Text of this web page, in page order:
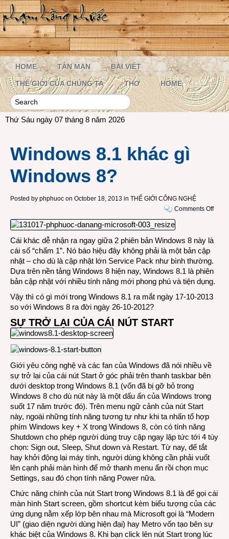
HOME TẢN MẠN BÀI VIẾT
THẾ GIỚI CỦA CHÚNG TA THƠ HOME
Thứ Sáu ngày 07 tháng 8 năm 2026
Windows 8.1 khác gì
Windows 8?
Posted by phphuoc on October 18, 2013 in THẾ GIỚI CÔNG NGHỆ
Comments Offon
khác
8?
Cái khác dễ nhận ra ngay giữa 2 phiên bản Windows 8 này là
cái số “chấm 1”. Nó báo hiệu đây không phải là một bản cập
nhật – cho dù là cập nhật lớn Service Pack như bình thường.
Dựa trên nền tảng Windows 8 hiện nay, Windows 8.1 là phiên
bản cập nhật với nhiều tính năng mới phong phú và tiện dụng.
Vậy thì có gì mới trong Windows 8.1 ra mắt ngày 17-10-2013
so với Windows 8 ra đời ngày 26-10-2012?
SỰ TRỞ LẠI CỦA CÁI NÚT START
Giới yêu công nghệ và các fan của Windows đã nói nhiều về
sự trở lại của cái nút Start ở góc phải trên thanh taskbar bên
dưới desktop trong Windows 8.1 (vốn đã bị gỡ bỏ trong
Windows 8 cho dù nút này là một dấu ấn của Windows trong
suốt 17 năm trước đó). Trên menu ngữ cảnh của nút Start
này, ngoài những tính năng tương tự như khi ta nhấn tổ hợp
phím Windows key + X trong Windows 8, còn có tính năng
Shutdown cho phép người dùng truy cập ngay lập tức tới 4 tùy
chọn: Sign out, Sleep, Shut down và Restart. Từ nay, để tắt
hay khởi động lại máy tính, người dùng không cần phải vuốt
lên cạnh phải màn hình để mở thanh menu ẩn rồi chọn mục
Settings, sau đó chọn tính năng Power nữa.
Chức năng chính của nút Start trong Windows 8.1 là để gọi cái
màn hình Start screen, gồm shortcut kèm biểu tượng của các
ứng dụng nằm xếp lớp bên nhau mà Microsoft gọi là “Modern
UI” (giao diện người dùng hiện đại) hay Metro vốn tạo bên sự
khác biệt của Windows 8. Khi bạn click lên nút Start trong lúc